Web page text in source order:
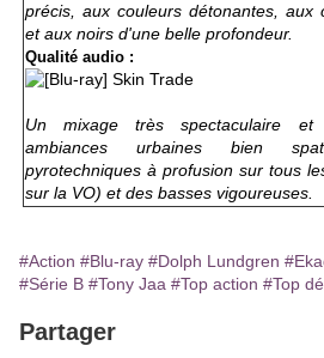
précis, aux couleurs détonantes, aux
et aux noirs d'une belle profondeur.
Qualité audio :
Un mixage très spectaculaire et
ambiances urbaines bien
pyrotechniques à profusion sur tous
sur la VO) et des basses vigoureuses.
#Action #Blu-ray #Dolph Lundgren
#Série B #Tony Jaa #Top action #Top
Partager